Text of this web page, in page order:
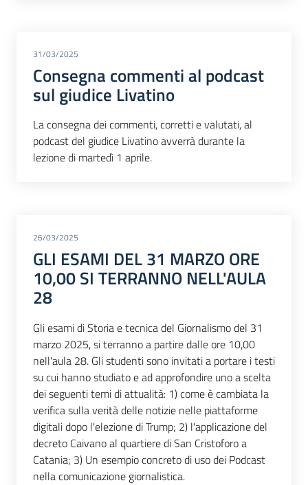
31/03/2025
Consegna commenti al podcast
sul giudice Livatino
La consegna dei commenti, corretti e valutati, al
podcast del giudice Livatino avverrà durante la
lezione di martedì 1 aprile.
26/03/2025
GLI ESAMI DEL 31 MARZO ORE
10,00 SI TERRANNO NELL'AULA
28
Gli esami di Storia e tecnica del Giornalismo del 31
marzo 2025, si terranno a partire dalle ore 10,00
nell'aula 28. Gli studenti sono invitati a portare i testi
su cui hanno studiato e ad approfondire uno a scelta
dei seguenti temi di attualità: 1) come è cambiata la
verifica sulla verità delle notizie nelle piattaforme
digitali dopo l'elezione di Trump; 2) l'applicazione del
decreto Caivano al quartiere di San Cristoforo a
Catania; 3) Un esempio concreto di uso dei Podcast
nella comunicazione giornalistica.